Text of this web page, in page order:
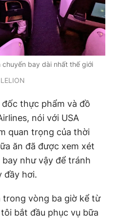
bay dài nhất thế giới
thực phẩm và đồ
nói với USA
quan trọng của thời
ăn đã được xem xét
như vậy để tránh
đầy hơi.
trong vòng ba giờ kể từ
bắt đầu phục vụ bữa